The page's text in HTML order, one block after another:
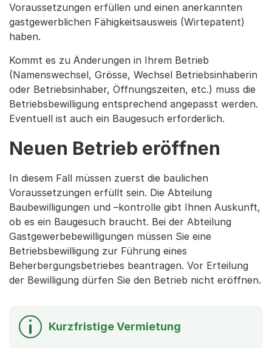
Voraussetzungen erfüllen und einen anerkannten
gastgewerblichen Fähigkeitsausweis (Wirtepatent)
haben.
Kommt es zu Änderungen in Ihrem Betrieb
(Namenswechsel, Grösse, Wechsel Betriebsinhaberin
oder Betriebsinhaber, Öffnungszeiten, etc.) muss die
Betriebsbewilligung entsprechend angepasst werden.
Eventuell ist auch ein Baugesuch erforderlich.
Neuen Betrieb eröffnen
In diesem Fall müssen zuerst die baulichen
Voraussetzungen erfüllt sein. Die Abteilung
Baubewilligungen und –kontrolle gibt Ihnen Auskunft,
ob es ein Baugesuch braucht. Bei der Abteilung
Gastgewerbebewilligungen müssen Sie eine
Betriebsbewilligung zur Führung eines
Beherbergungsbetriebes beantragen. Vor Erteilung
der Bewilligung dürfen Sie den Betrieb nicht eröffnen.
Kurzfristige Vermietung